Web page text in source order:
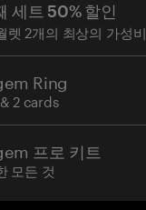
세트 50% 할인
렛 2개의 최상의 가성비
Ring
2 cards
프로 키트
모든 것